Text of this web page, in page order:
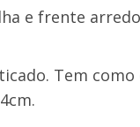
e frente
Tem